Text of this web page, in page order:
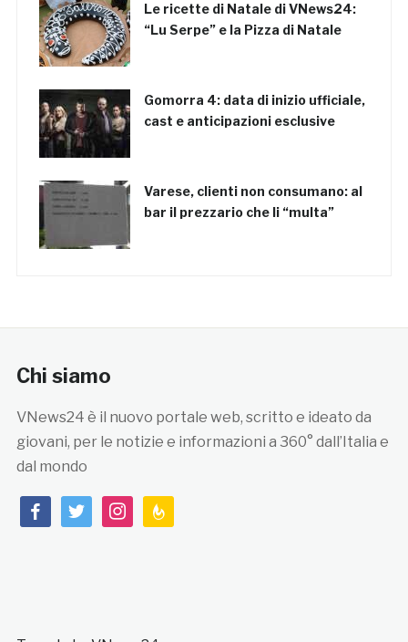
Le ricette di Natale di VNews24:
“Lu Serpe” e la Pizza di Natale
Gomorra 4: data di inizio ufficiale,
cast e anticipazioni esclusive
Varese, clienti non consumano: al
bar il prezzario che li “multa”
Chi siamo
VNews24 è il nuovo portale web, scritto e ideato da
giovani, per le notizie e informazioni a 360° dall’Italia e
dal mondo
facebooktwitterinstagramfeedburner